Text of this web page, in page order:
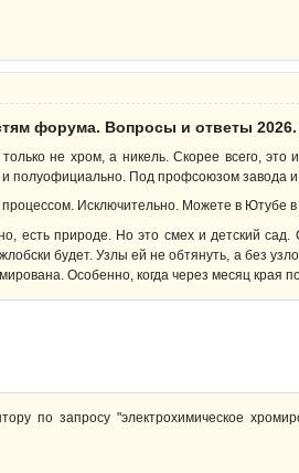
форума. Вопросы и ответы 2026.
не хром, а никель. Скорее всего, это
полуофициально. Под профсоюзом завода и
Исключительно. Можете в Ютубе
есть природе. Но это смех и детский
будет. Узлы ей не обтянуть, а без
Особенно, когда через месяц края
по запросу "электрохимическое